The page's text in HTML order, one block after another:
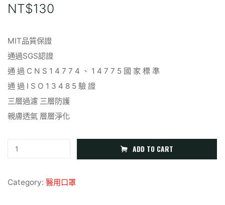
NT$130
MIT品質保證
通過SGS認證
通 過 C N S 1 4 7 7 4 、 1 4 7 7 5 國 家 標 準
通 過 I S O 1 3 4 8 5 驗 證
三層過濾 三層防護
親膚透氣 層層淨化
ADD TO CART
Category:醫用口罩